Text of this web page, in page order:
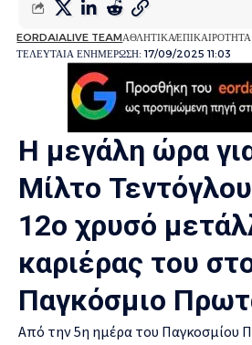
ΤΕΛΕΥΤΑΙΑ ΕΝΗΜΕΡΩΣΗ: 17/09/2025 11:03
EORDAIALIVE TEAMΑΘΛΗΤΙΚΑΕΠΙΚΑΙΡΟΤΗΤΑ
Η μεγάλη ώρα
Μίλτο
12ο χρυσό
καριέρας του
Παγκόσμιο
Από την 5η ημέρα του Παγκοσμίου